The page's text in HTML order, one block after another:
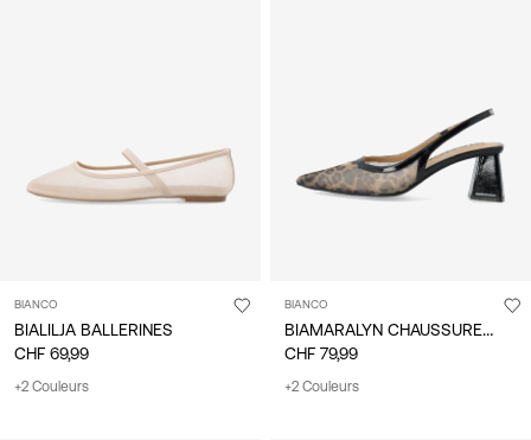
BIANCO
BIALILJA BALLERINES
CHF 69,99
+2 Couleurs
BIANCO
BIAMARALYN CHAUSSURES À BRIDE ARRIÈRE
CHF 79,99
+2 Couleurs